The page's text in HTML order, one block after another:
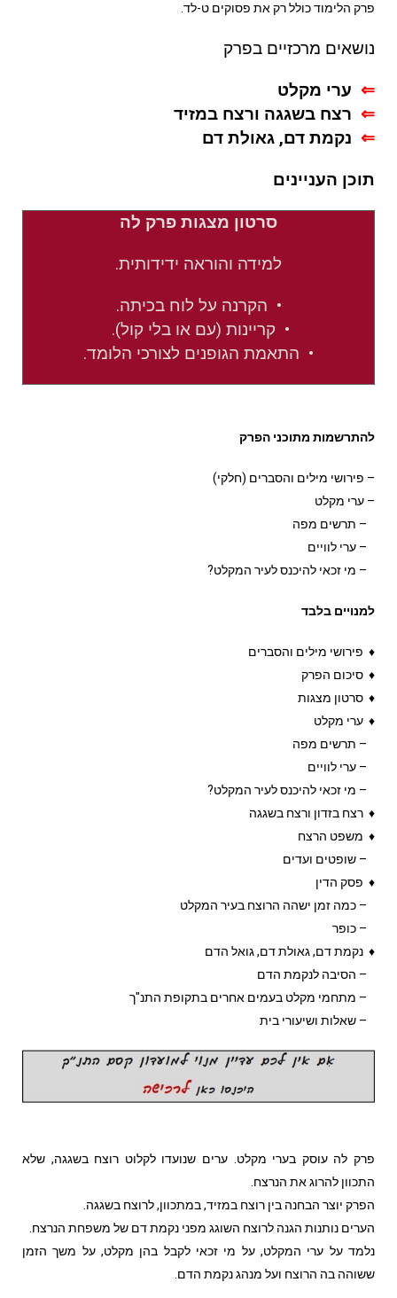
פרק הלימוד כולל רק את פסוקים ט-לד.
נושאים מרכזיים בפרק
⇐ ערי מקלט
⇐ רצח בשגגה ורצח במזיד
⇐ נקמת דם, גאולת דם
תוכן העניינים
סרטון מצגות פרק לה
למידה והוראה ידידותית.
• הקרנה על לוח בכיתה.
• קריינות (עם או בלי קול).
• התאמת הגופנים לצורכי הלומד.
להתרשמות מתוכני הפרק
– פירושי מילים והסברים (חלקי)
– ערי מקלט
– תרשים מפה
– ערי לוויים
– מי זכאי להיכנס לעיר המקלט?
למנויים בלבד
♦ פירושי מילים והסברים
♦ סיכום הפרק
♦ סרטון מצגות
♦ ערי מקלט
– תרשים מפה
– ערי לוויים
– מי זכאי להיכנס לעיר המקלט?
♦ רצח בזדון ורצח בשגגה
♦ משפט הרצח
– שופטים ועדים
♦ פסק הדין
– כמה זמן ישהה הרוצח בעיר המקלט
– כופר
♦ נקמת דם, גאולת דם, גואל הדם
– הסיבה לנקמת הדם
– מתחמי מקלט בעמים אחרים בתקופת התנ"ך
– שאלות ושיעורי בית
פרק לה עוסק בערי מקלט. ערים שנועדו לקלוט רוצח בשגגה, שלא
התכוון להרוג את הנרצח.
הפרק יוצר הבחנה בין רוצח במזיד, במתכוון, לרוצח בשגגה.
הערים נותנות הגנה לרוצח השוגג מפני נקמת דם של משפחת הנרצח.
נלמד על ערי המקלט, על מי זכאי לקבל בהן מקלט, על משך הזמן
ששוהה בה הרוצח ועל מנהג נקמת הדם.